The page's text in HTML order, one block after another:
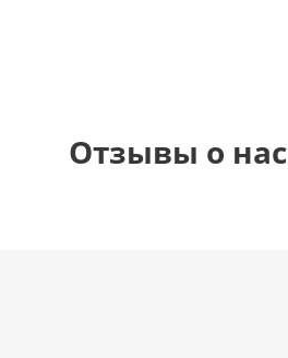
Отзывы о нас